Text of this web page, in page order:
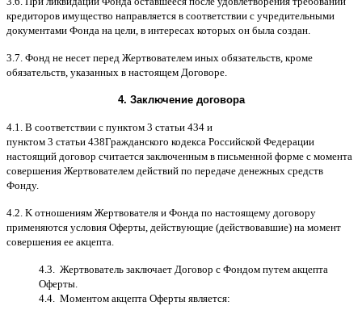
кредиторов имущество направляется в соответствии с учредительными
документами Фонда на цели, в интересах которых он была создан.
3.7. Фонд не несет перед Жертвователем иных обязательств, кроме
обязательств, указанных в настоящем Договоре.
4. Заключение договора
4.1. B соответствии с пунктом 3 статьи 434 и
пунктом 3 статьи 438Гражданского кодекса Российской Федерации
настоящий договор считается заключенным в письменной форме c момента
совершения Жертвователем действий по передаче денежных средств
Фонду.
4.2. K отношениям Жертвователя и Фонда по настоящему договору
применяются условия Оферты, действующие (действовавшие) на момент
совершения ее акцепта.
4.3. Жертвователь заключает Договор c Фондом путем акцепта
Оферты.
4.4. Моментом акцепта Оферты является: